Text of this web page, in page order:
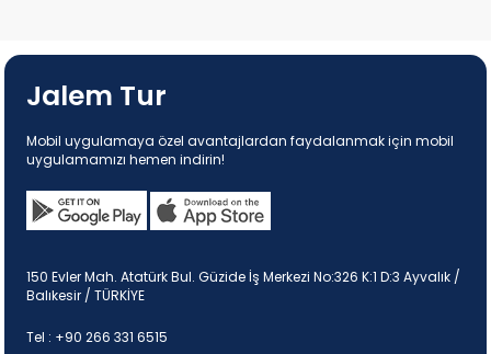
Jalem Tur
Mobil uygulamaya özel avantajlardan faydalanmak için mobil
uygulamamızı hemen indirin!
150 Evler Mah. Atatürk Bul. Güzide İş Merkezi No:326 K:1 D:3 Ayvalık /
Balıkesir / TÜRKİYE
Tel : +90 266 331 6515